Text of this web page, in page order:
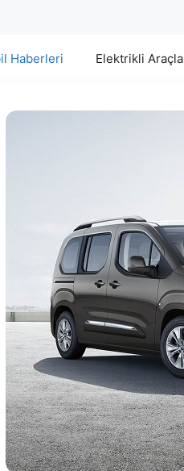
Haberleri Elektrikli